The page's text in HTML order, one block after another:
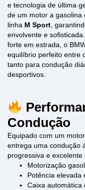
e tecnologia de última
de um motor a gasolina
linha M Sport,
envolvente e
forte em estrada, o
equilíbrio perfeito entre
tanto para condução
desportivos.
Condução
Equipado com um motor
entrega uma condução
progressiva e
Motorização
Potência elevada
Caixa automática